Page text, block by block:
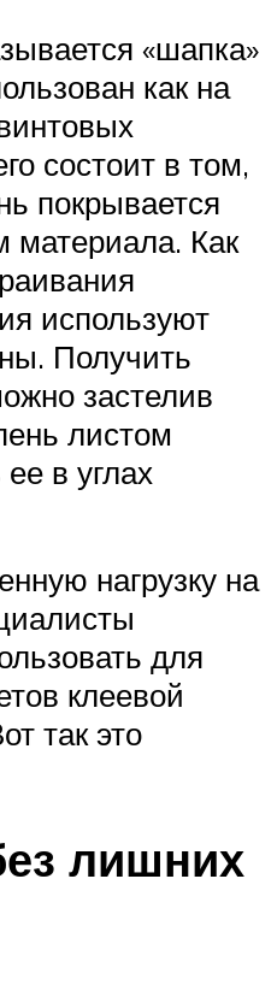
«шапка»
как на
состоит в том,
покрывается
материала. Как
используют
Получить
застелив
листом
в углах
нагрузку на
для
клеевой
так это
лишних